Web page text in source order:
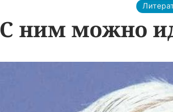
С ним можно